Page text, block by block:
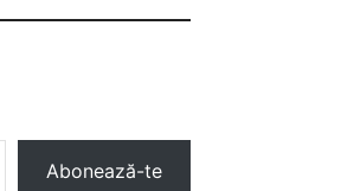
Abonează-te